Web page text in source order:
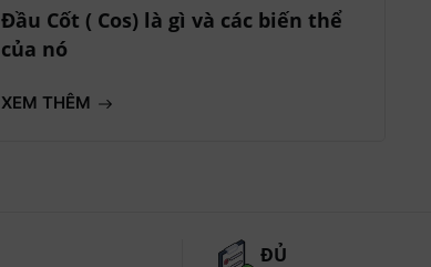
Đầu Cốt ( Cos) là gì và các biến thể
của nó
XEM THÊM
ĐỦ